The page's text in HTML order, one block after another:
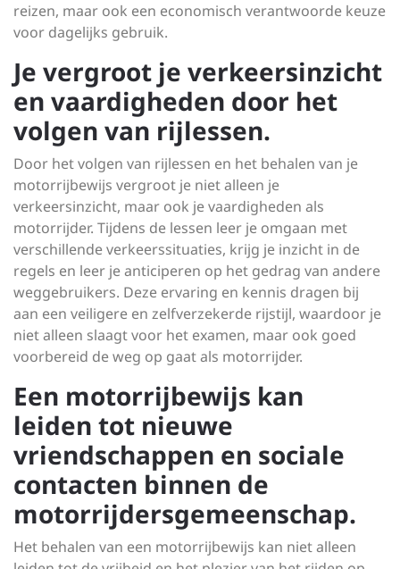
reizen, maar ook een economisch verantwoorde keuze
voor dagelijks gebruik.
Je vergroot je verkeersinzicht
en vaardigheden door het
volgen van rijlessen.
Door het volgen van rijlessen en het behalen van je
motorrijbewijs vergroot je niet alleen je
verkeersinzicht, maar ook je vaardigheden als
motorrijder. Tijdens de lessen leer je omgaan met
verschillende verkeerssituaties, krijg je inzicht in de
regels en leer je anticiperen op het gedrag van andere
weggebruikers. Deze ervaring en kennis dragen bij
aan een veiligere en zelfverzekerde rijstijl, waardoor je
niet alleen slaagt voor het examen, maar ook goed
voorbereid de weg op gaat als motorrijder.
Een motorrijbewijs kan
leiden tot nieuwe
vriendschappen en sociale
contacten binnen de
motorrijdersgemeenschap.
Het behalen van een motorrijbewijs kan niet alleen